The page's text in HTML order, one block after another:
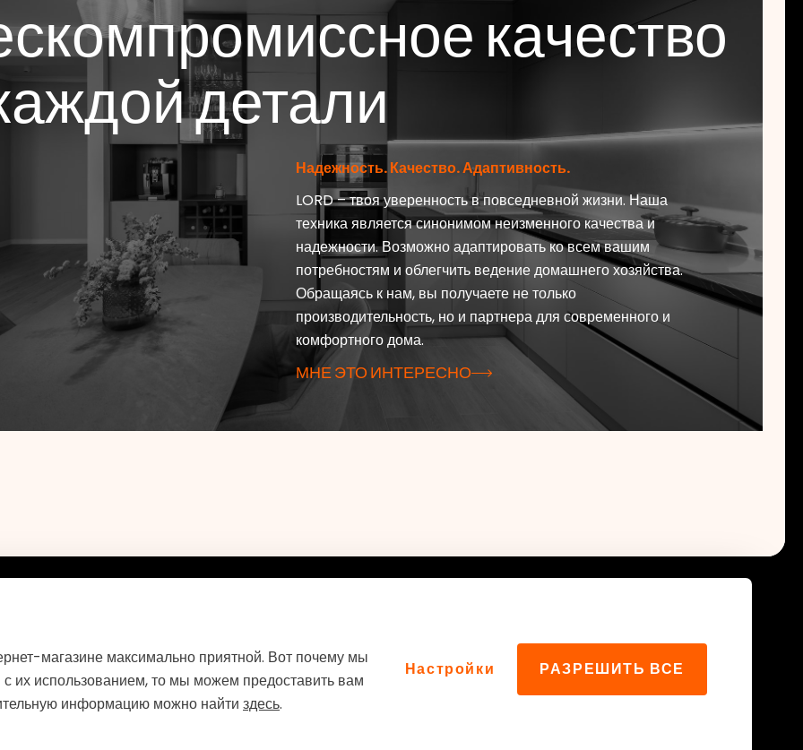
качество
детали
Надежность. Качество. Адаптивность.
LORD – твоя уверенность в повседневной жизни. Наша
техника является синонимом неизменного качества и
надежности. Возможно адаптировать ко всем вашим
потребностям и облегчить ведение домашнего хозяйства.
Обращаясь к нам, вы получаете не только
производительность, но и партнера для современного и
комфортного дома.
МНЕ ЭТО ИНТЕРЕСНО
с
Интернет-магазин
Impressum
Иностранное представительство
магазине максимально приятной. Вот почему мы
их использованием, то мы можем предоставить вам
информацию можно найти здесь.
Настройки РАЗРЕШИТЬ ВСЕ